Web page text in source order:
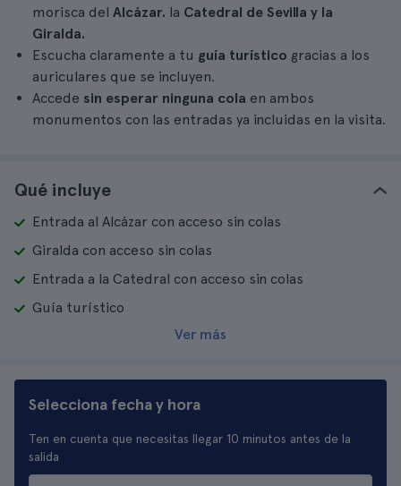
morisca del Alcázar. la Catedral de Sevilla y la
Giralda.
Escucha claramente a tu guía turístico gracias a los
auriculares que se incluyen.
Accede sin esperar ninguna cola en ambos
monumentos con las entradas ya incluidas en la visita.
Qué incluye
Entrada al Alcázar con acceso sin colas
Giralda con acceso sin colas
Entrada a la Catedral con acceso sin colas
Guía turístico
Ver más
Selecciona fecha y hora
Ten en cuenta que necesitas llegar 10 minutos antes de la
salida